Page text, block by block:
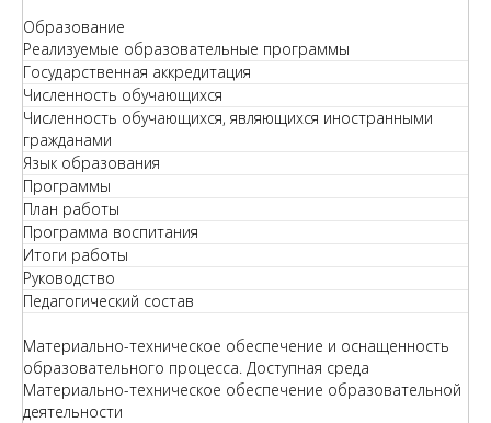
Образование
Реализуемые образовательные программы
Государственная аккредитация
Численность обучающихся
Численность обучающихся, являющихся иностранными
гражданами
Язык образования
Программы
План работы
Программа воспитания
Итоги работы
Руководство
Педагогический состав
Материально-техническое обеспечение и оснащенность
образовательного процесса. Доступная среда
Материально-техническое обеспечение образовательной
деятельности